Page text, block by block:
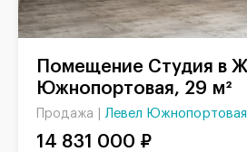
Южнопортовая, 29 м²
Продажа | Левел Южнопортовая
14 831 000 ₽